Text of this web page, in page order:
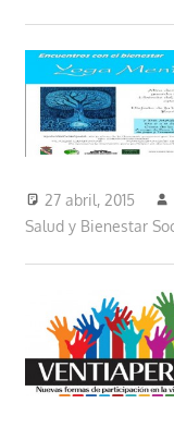
27 abril, 2015
Salud y Bienestar